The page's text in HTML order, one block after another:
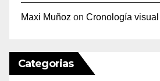
Maxi Muñoz on Cronología
Categorias